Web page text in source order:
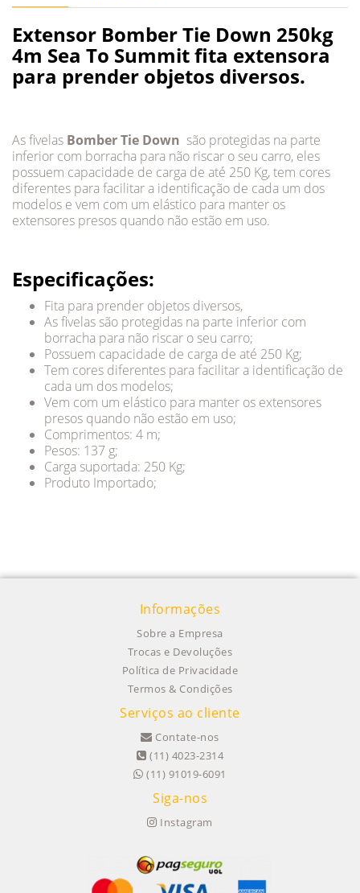
Extensor Bomber Tie Down 250kg
4m Sea To Summit fita extensora
para prender objetos diversos.
As fivelas Bomber Tie Down são protegidas na parte
inferior com borracha para não riscar o seu carro, eles
possuem capacidade de carga de até 250 Kg, tem cores
diferentes para facilitar a identificação de cada um dos
modelos e vem com um elástico para manter os
extensores presos quando não estão em uso.
Especificações:
Fita para prender objetos diversos,
As fivelas são protegidas na parte inferior com
borracha para não riscar o seu carro;
Possuem capacidade de carga de até 250 Kg;
Tem cores diferentes para facilitar a identificação de
cada um dos modelos;
Vem com um elástico para manter os extensores
presos quando não estão em uso;
Comprimentos: 4 m;
Pesos: 137 g;
Carga suportada: 250 Kg;
Produto Importado;
Informações
Sobre a Empresa
Trocas e Devoluções
Política de Privacidade
Termos & Condições
Serviços ao cliente
Contate-nos
(11) 4023-2314
(11) 91019-6091
Siga-nos
Instagram